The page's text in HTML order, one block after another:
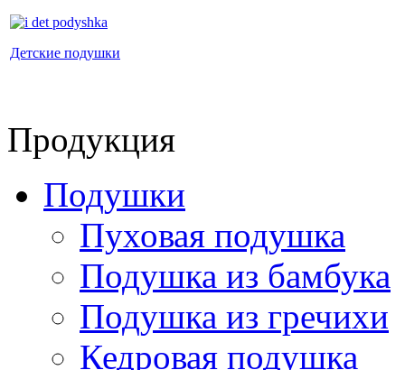
Детские подушки
Продукция
Подушки
Пуховая подушка
Подушка из бамбука
Подушка из гречихи
Кедровая подушка